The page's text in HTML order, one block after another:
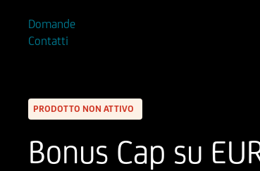
Domande
Contatti
PRODOTTO NON ATTIVO
Bonus Cap su